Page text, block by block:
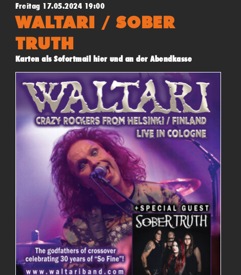
Freitag 17.05.2024 19:00
WALTARI / SOBER
TRUTH
Karten als Sofortmail hier und an der Abendkasse